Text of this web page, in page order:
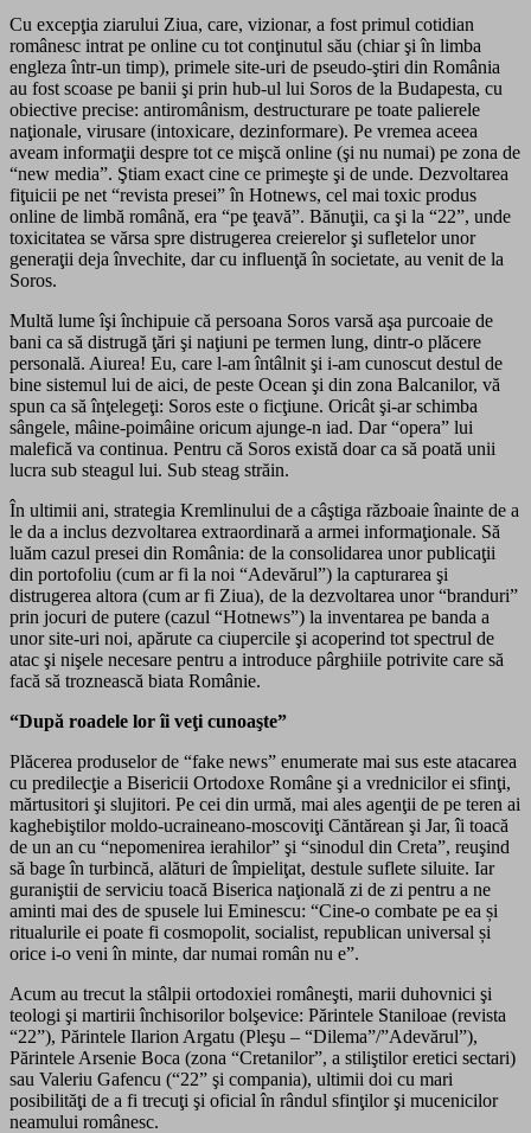
Cu excepţia ziarului Ziua, care, vizionar, a fost primul cotidian
românesc intrat pe online cu tot conţinutul său (chiar şi în limba
engleza într-un timp), primele site-uri de pseudo-ştiri din România
au fost scoase pe banii şi prin hub-ul lui Soros de la Budapesta, cu
obiective precise: antiromânism, destructurare pe toate palierele
naţionale, virusare (intoxicare, dezinformare). Pe vremea aceea
aveam informaţii despre tot ce mişcă online (şi nu numai) pe zona de
“new media”. Ştiam exact cine ce primeşte şi de unde. Dezvoltarea
fiţuicii pe net “revista presei” în Hotnews, cel mai toxic produs
online de limbă română, era “pe ţeavă”. Bănuţii, ca şi la “22”, unde
toxicitatea se vărsa spre distrugerea creierelor şi sufletelor unor
generaţii deja învechite, dar cu influenţă în societate, au venit de la
Soros.
Multă lume îşi închipuie că persoana Soros varsă aşa purcoaie de
bani ca să distrugă ţări şi naţiuni pe termen lung, dintr-o plăcere
personală. Aiurea! Eu, care l-am întâlnit şi i-am cunoscut destul de
bine sistemul lui de aici, de peste Ocean şi din zona Balcanilor, vă
spun ca să înţelegeţi: Soros este o ficţiune. Oricât şi-ar schimba
sângele, mâine-poimâine oricum ajunge-n iad. Dar “opera” lui
malefică va continua. Pentru că Soros există doar ca să poată unii
lucra sub steagul lui. Sub steag străin.
În ultimii ani, strategia Kremlinului de a câştiga războaie înainte de a
le da a inclus dezvoltarea extraordinară a armei informaţionale. Să
luăm cazul presei din România: de la consolidarea unor publicaţii
din portofoliu (cum ar fi la noi “Adevărul”) la capturarea şi
distrugerea altora (cum ar fi Ziua), de la dezvoltarea unor “branduri”
prin jocuri de putere (cazul “Hotnews”) la inventarea pe banda a
unor site-uri noi, apărute ca ciupercile şi acoperind tot spectrul de
atac şi nişele necesare pentru a introduce pârghiile potrivite care să
facă să troznească biata Românie.
“După roadele lor îi veţi cunoaşte”
Plăcerea produselor de “fake news” enumerate mai sus este atacarea
cu predilecţie a Bisericii Ortodoxe Române şi a vrednicilor ei sfinţi,
mărtusitori şi slujitori. Pe cei din urmă, mai ales agenţii de pe teren ai
kaghebiştilor moldo-ucraineano-moscoviţi Căntărean şi Jar, îi toacă
de un an cu “nepomenirea ierahilor” şi “sinodul din Creta”, reuşind
să bage în turbincă, alături de împieliţat, destule suflete siluite. Iar
guraniştii de serviciu toacă Biserica naţională zi de zi pentru a ne
aminti mai des de spusele lui Eminescu: “Cine-o combate pe ea și
ritualurile ei poate fi cosmopolit, socialist, republican universal și
orice i-o veni în minte, dar numai român nu e”.
Acum au trecut la stâlpii ortodoxiei româneşti, marii duhovnici şi
teologi şi martirii închisorilor bolşevice: Părintele Staniloae (revista
“22”), Părintele Ilarion Argatu (Pleşu – “Dilema”/”Adevărul”),
Părintele Arsenie Boca (zona “Cretanilor”, a stiliştilor eretici sectari)
sau Valeriu Gafencu (“22” şi compania), ultimii doi cu mari
posibilităţi de a fi trecuţi şi oficial în rândul sfinţilor şi mucenicilor
neamului românesc.